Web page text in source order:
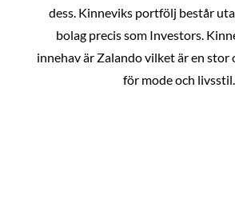
dess. Kinneviks portfölj består
bolag precis som Investors.
innehav är Zalando vilket är en
för mode och livsstil.